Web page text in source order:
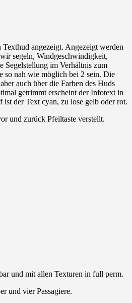
angezeigt. Angezeigt werden
segeln, Windgeschwindigkeit,
Segelstellung im Verhältnis zum
so nah wie möglich bei 2 sein. Die
auch über die Farben des Huds
getrimmt erscheint der Infotext in
ist der Text cyan, zu lose gelb oder rot.
und zurück Pfeiltaste verstellt.
und mit allen Texturen in full perm.
und vier Passagiere.